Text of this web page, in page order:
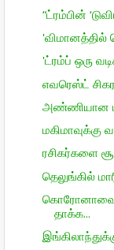
“ட்ரம்பின்
'ட்ரம்ப் ஒரு
எவரெஸ்ட்
அண்ணியான
மகிமாவுக்கு
ரசிகர்களை
தெலுங்கில்
கொரோனாவை
தாக்க...